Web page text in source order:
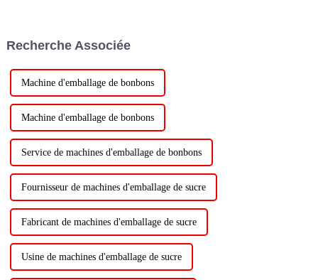
Recherche Associée
Machine d'emballage de bonbons
Machine d'emballage de bonbons
Service de machines d'emballage de bonbons
Fournisseur de machines d'emballage de sucre
Fabricant de machines d'emballage de sucre
Usine de machines d'emballage de sucre